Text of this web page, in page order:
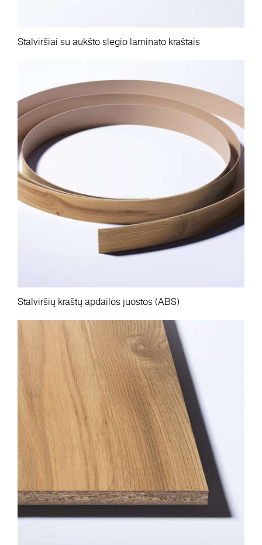
Stalviršiai su aukšto slėgio laminato kraštais
Stalviršių kraštų apdailos juostos (ABS)